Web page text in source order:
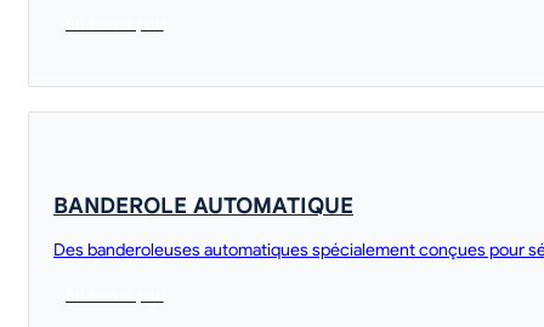
BANDEROLE AUTOMATIQUE
Des banderoleuses automatiques spécialement conçues pour